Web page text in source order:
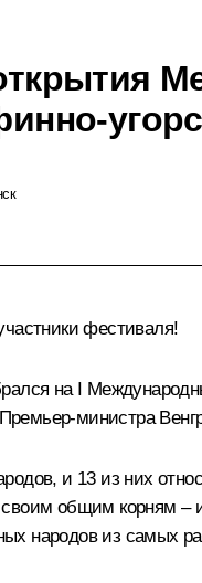
фестиваля!
на I
министра
и 13 из них
общим корням –
народов из самых